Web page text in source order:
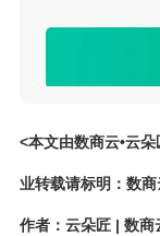
<本文由数商云•云
业转载请标明：数
作者：云朵匠 | 数商